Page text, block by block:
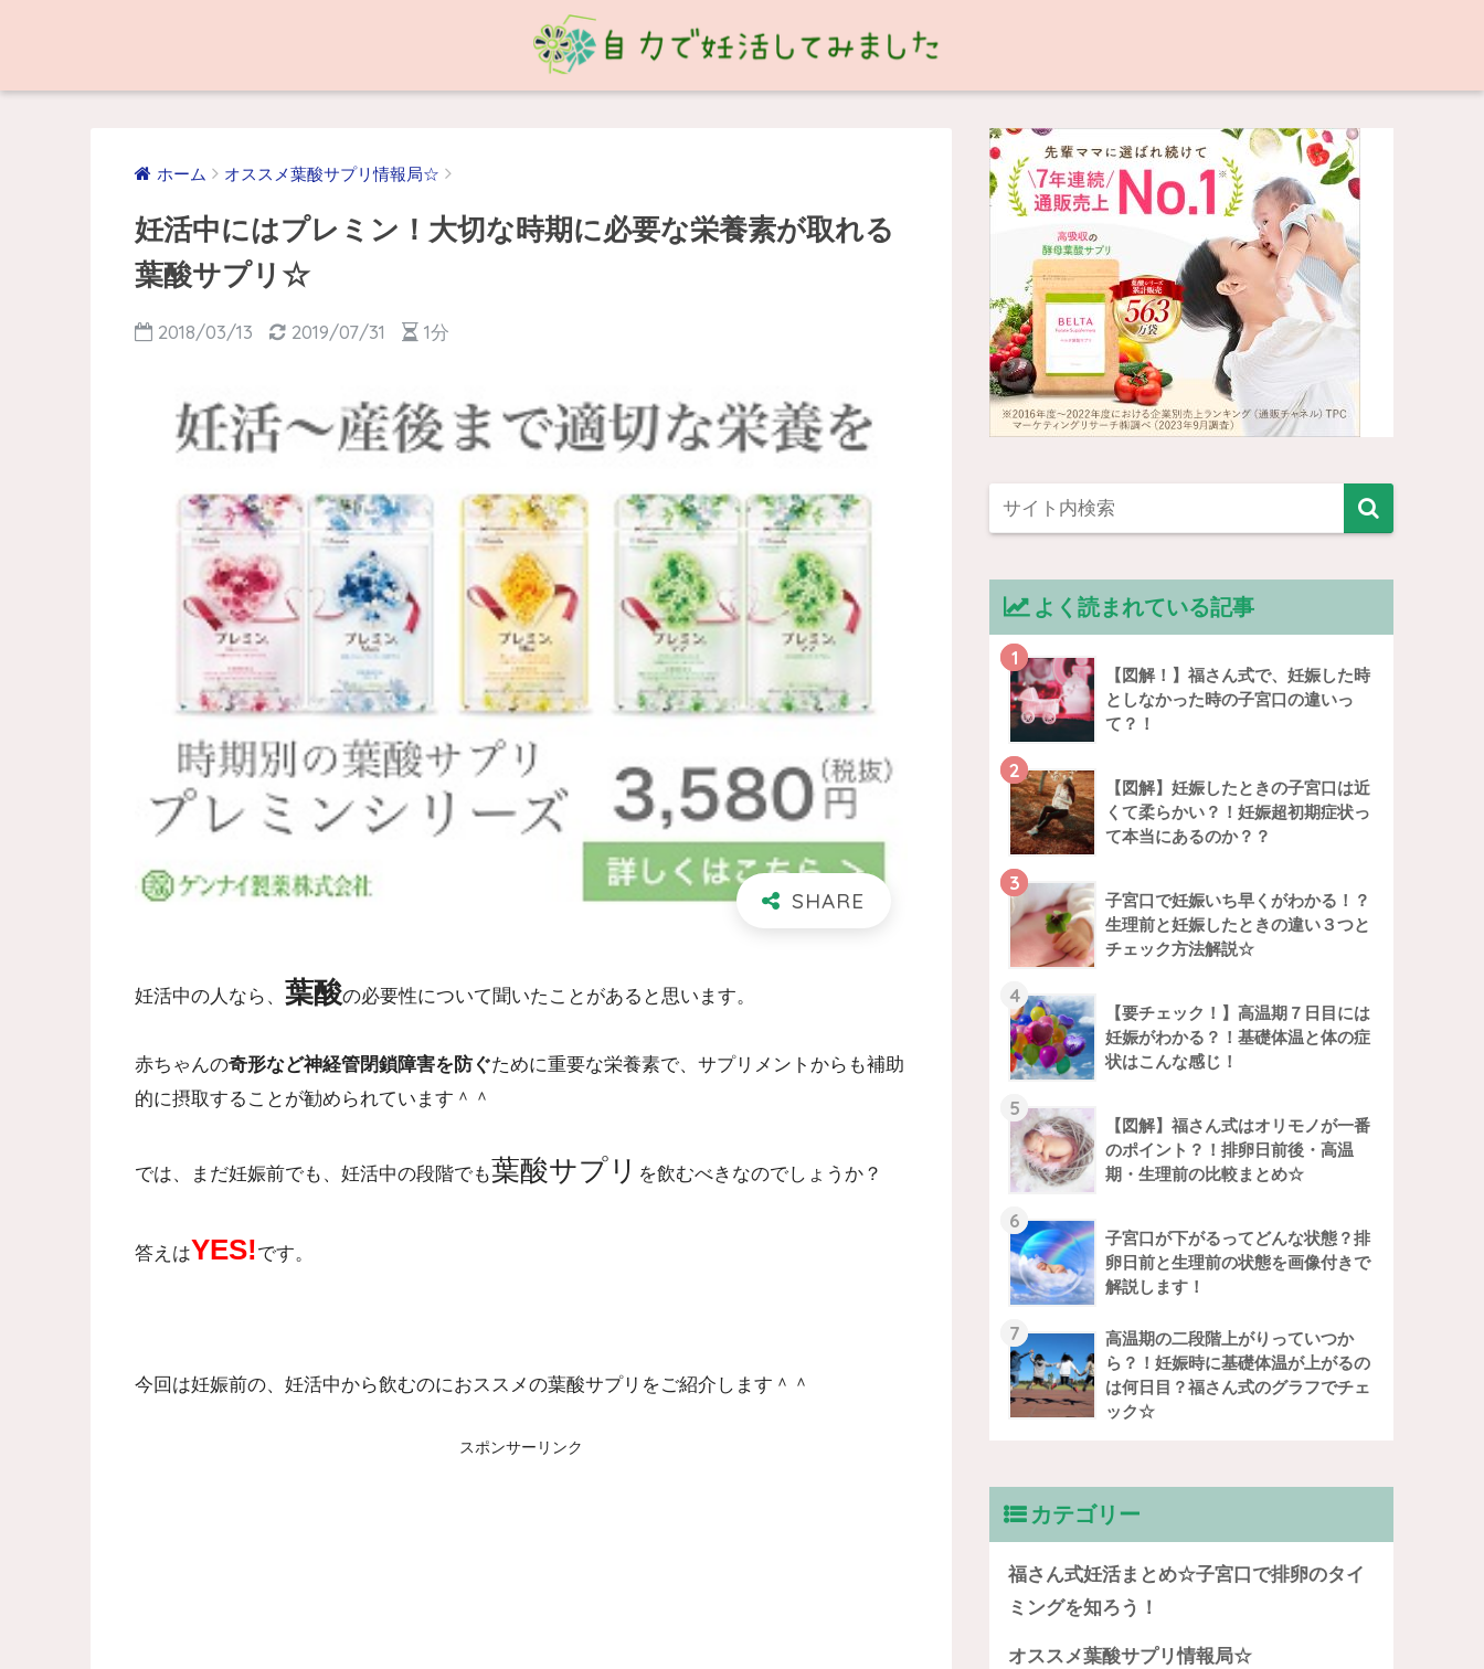
ホーム オススメ葉酸サプリ情報局☆
妊活中にはプレミン！大切な時期に必要な栄養素が取れる
葉酸サプリ☆
2018/03/13 2019/07/31 1分
妊活中の人なら、 葉酸の必要性について聞いたことがあると思います。
赤ちゃんの奇形など神経管閉鎖障害を防ぐために重要な栄養素で、サプリメントからも補助
的に摂取することが勧められています＾＾
では、まだ妊娠前でも、妊活中の段階でも葉酸サプリ を飲むべきなのでしょうか？
答えはYES!です。
今回は妊娠前の、妊活中から飲むのにおススメの葉酸サプリをご紹介します＾＾
スポンサーリンク
よく読まれている記事
1
【図解！】福さん式で、妊娠した時
としなかった時の子宮口の違いっ
て？！
2
【図解】妊娠したときの子宮口は近
くて柔らかい？！妊娠超初期症状っ
て本当にあるのか？？
3
子宮口で妊娠いち早くがわかる！？
生理前と妊娠したときの違い３つと
チェック方法解説☆
4
【要チェック！】高温期７日目には
妊娠がわかる？！基礎体温と体の症
状はこんな感じ！
5
【図解】福さん式はオリモノが一番
のポイント？！排卵日前後・高温
期・生理前の比較まとめ☆
6
子宮口が下がるってどんな状態？排
卵日前と生理前の状態を画像付きで
解説します！
7
高温期の二段階上がりっていつか
ら？！妊娠時に基礎体温が上がるの
は何日目？福さん式のグラフでチェ
ック☆
カテゴリー
福さん式妊活まとめ☆子宮口で排卵のタイ
ミングを知ろう！
オススメ葉酸サプリ情報局☆